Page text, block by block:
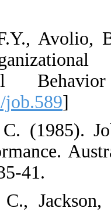
Luthans
Maslach,
job
P. 23,
Maslach,